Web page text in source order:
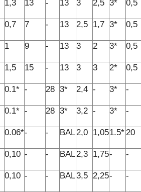
1,3 13 - 13 3 2,5 3* 0,5
0,7 7 - 13 2,5 1,7 3* 0,5
1 9 - 13 3 2 3* 0,5
1,5 15 - 13 3 3 2* 0,5
0.1* - 28 3* 2,4 - 3* -
0.1* - 28 3* 3,2 - 3* -
0.06*- - BAL2,0 1,051.5*20
0,10 - - BAL2,3 1,75- -
0,10 - - BAL3,5 2,25- -